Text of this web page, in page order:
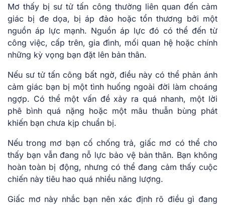
Mơ thấy bị sư tử tấn công thường liên quan đến cảm
giác bị đe dọa, bị áp đảo hoặc tổn thương bởi một
nguồn áp lực mạnh. Nguồn áp lực đó có thể đến từ
công việc, cấp trên, gia đình, mối quan hệ hoặc chính
những kỳ vọng bạn đặt lên bản thân.
Nếu sư tử tấn công bất ngờ, điều này có thể phản ánh
cảm giác bạn bị một tình huống ngoài đời làm choáng
ngợp. Có thể một vấn đề xảy ra quá nhanh, một lời
phê bình quá nặng hoặc một mâu thuẫn bùng phát
khiến bạn chưa kịp chuẩn bị.
Nếu trong mơ bạn cố chống trả, giấc mơ có thể cho
thấy bạn vẫn đang nỗ lực bảo vệ bản thân. Bạn không
hoàn toàn bị động, nhưng có thể đang cảm thấy cuộc
chiến này tiêu hao quá nhiều năng lượng.
Giấc mơ này nhắc bạn nên xác định rõ điều gì đang